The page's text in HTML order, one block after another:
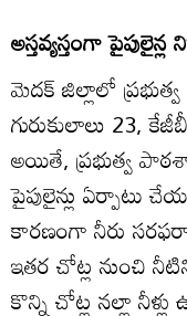
అస్తవ్యస్తంగా
మెదక్‌ జిల్లాలో
గురుకులాలు 23,
అయితే, ప్రభుత్వ
పైపులైన్లు ఏర్పాటు
కారణంగా నీరు సరఫరా
ఇతర చోట్ల నుంచి
కొన్ని చోట్ల నల్లా